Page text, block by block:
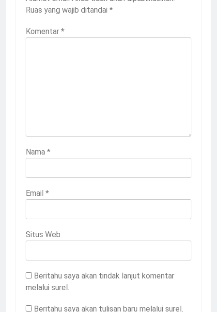
Ruas yang wajib ditandai *
Komentar *
Nama *
Email *
Situs Web
Beritahu saya akan tindak lanjut komentar
melalui surel.
Beritahu saya akan tulisan baru melalui surel.